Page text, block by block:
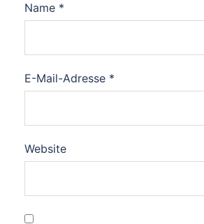
Name *
E-Mail-Adresse *
Website